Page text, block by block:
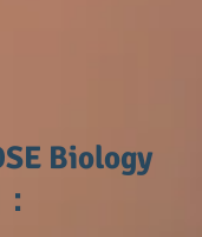
Biology